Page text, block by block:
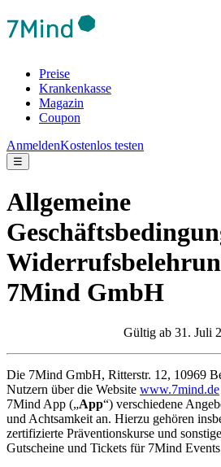
Preise
Krankenkasse
Magazin
Coupon
AnmeldenKostenlos testen
☰
Allgemeine
7Mind GmbH
Gültig ab 31. Juli
Die 7Mind GmbH, Ritterstr. 12, 10969
Nutzern über die Website www.7mind.de
7Mind App („App“) verschiedene
und Achtsamkeit an. Hierzu gehören
zertifizierte Präventionskurse und
Gutscheine und Tickets für 7Mind